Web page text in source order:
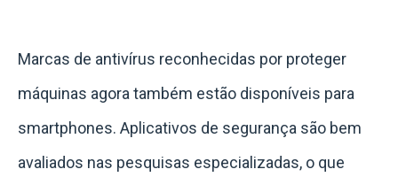
Marcas de antivírus reconhecidas por proteger
máquinas agora também estão disponíveis para
smartphones. Aplicativos de segurança são bem
avaliados nas pesquisas especializadas, o que